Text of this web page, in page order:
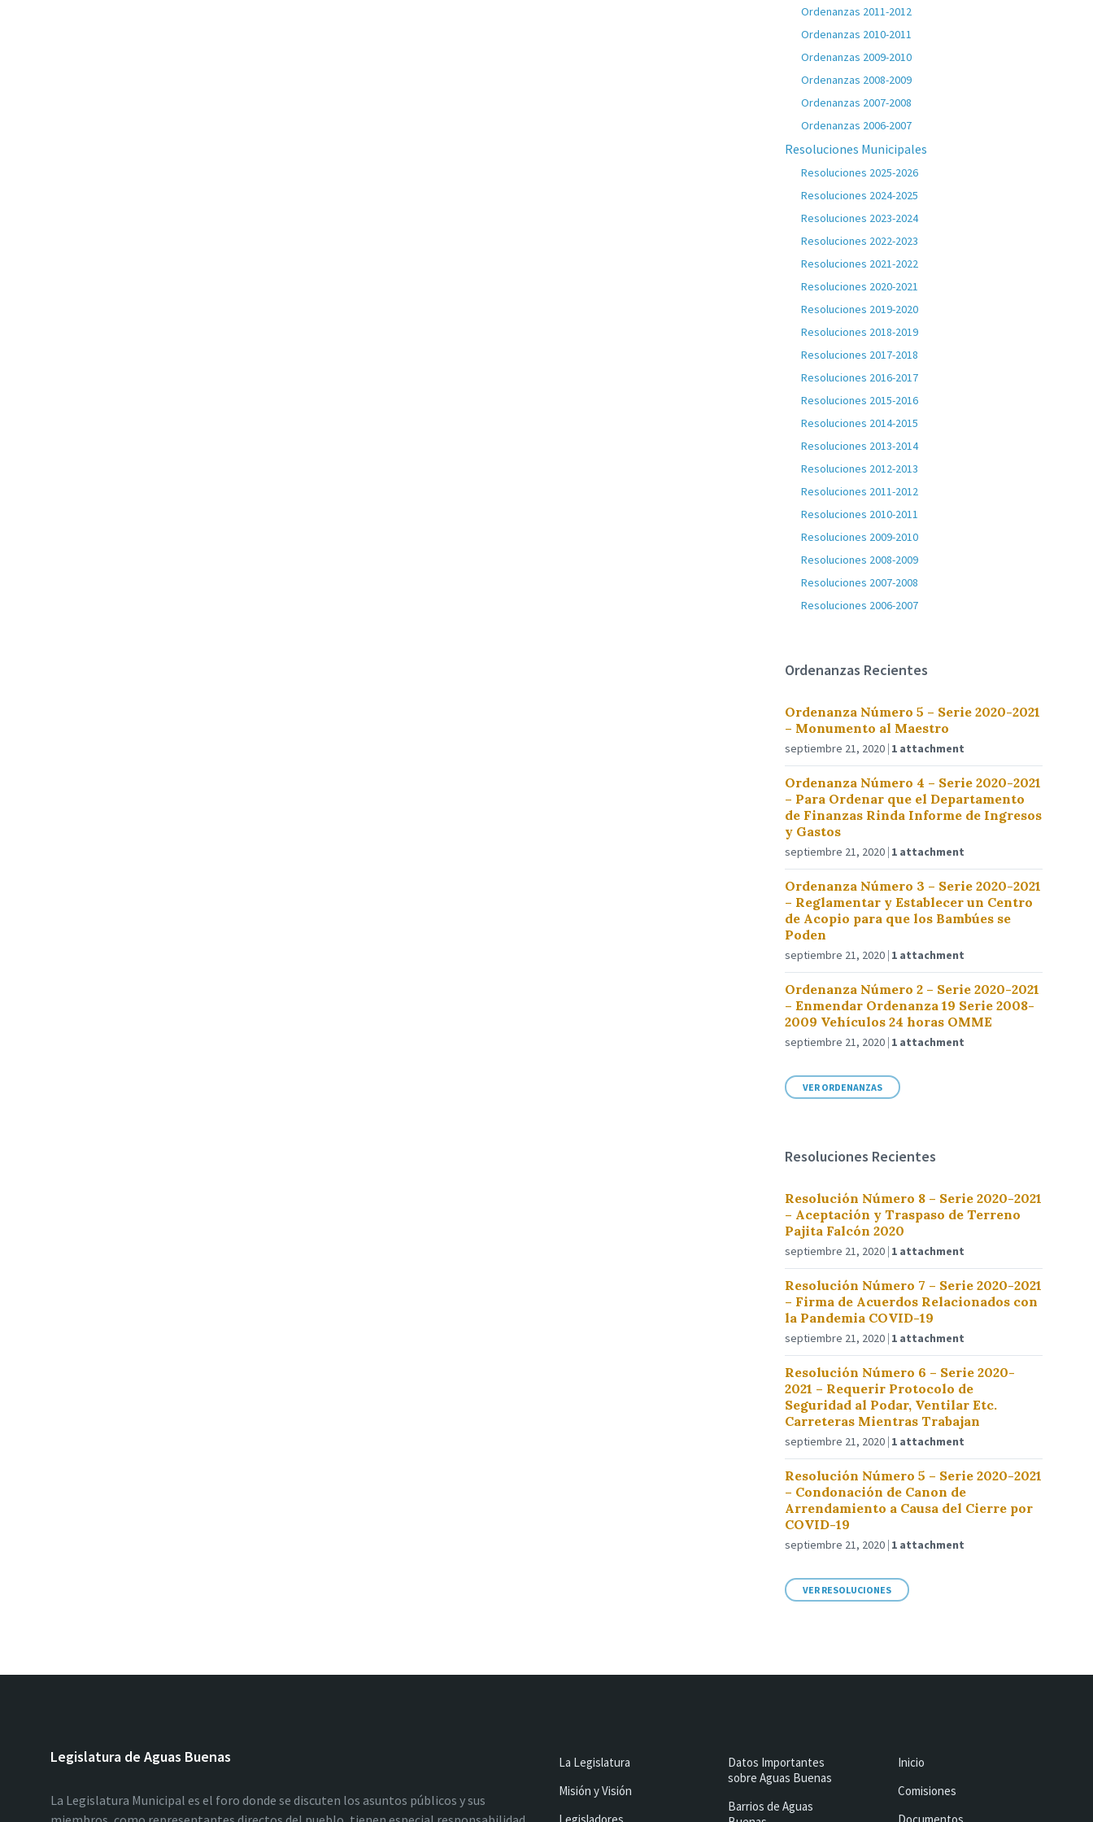
Ordenanzas 2011-2012
Ordenanzas 2010-2011
Ordenanzas 2009-2010
Ordenanzas 2008-2009
Ordenanzas 2007-2008
Ordenanzas 2006-2007
Resoluciones Municipales
Resoluciones 2025-2026
Resoluciones 2024-2025
Resoluciones 2023-2024
Resoluciones 2022-2023
Resoluciones 2021-2022
Resoluciones 2020-2021
Resoluciones 2019-2020
Resoluciones 2018-2019
Resoluciones 2017-2018
Resoluciones 2016-2017
Resoluciones 2015-2016
Resoluciones 2014-2015
Resoluciones 2013-2014
Resoluciones 2012-2013
Resoluciones 2011-2012
Resoluciones 2010-2011
Resoluciones 2009-2010
Resoluciones 2008-2009
Resoluciones 2007-2008
Resoluciones 2006-2007
Ordenanzas Recientes
Ordenanza Número 5 – Serie 2020-2021
– Monumento al Maestro
septiembre 21, 2020 1 attachment
Ordenanza Número 4 – Serie 2020-2021
– Para Ordenar que el Departamento
de Finanzas Rinda Informe de Ingresos
y Gastos
septiembre 21, 2020 1 attachment
Ordenanza Número 3 – Serie 2020-2021
– Reglamentar y Establecer un Centro
de Acopio para que los Bambúes se
Poden
septiembre 21, 2020 1 attachment
Ordenanza Número 2 – Serie 2020-2021
– Enmendar Ordenanza 19 Serie 2008-
2009 Vehículos 24 horas OMME
septiembre 21, 2020 1 attachment
VER ORDENANZAS
Resoluciones Recientes
Resolución Número 8 – Serie 2020-2021
– Aceptación y Traspaso de Terreno
Pajita Falcón 2020
septiembre 21, 2020 1 attachment
Resolución Número 7 – Serie 2020-2021
– Firma de Acuerdos Relacionados con
la Pandemia COVID-19
septiembre 21, 2020 1 attachment
Resolución Número 6 – Serie 2020-
2021 – Requerir Protocolo de
Seguridad al Podar, Ventilar Etc.
Carreteras Mientras Trabajan
septiembre 21, 2020 1 attachment
Resolución Número 5 – Serie 2020-2021
– Condonación de Canon de
Arrendamiento a Causa del Cierre por
COVID-19
septiembre 21, 2020 1 attachment
VER RESOLUCIONES
Legislatura de Aguas Buenas
La Legislatura Municipal es el foro donde se discuten los asuntos públicos y sus
La Legislatura
Misión y Visión
Datos Importantes
sobre Aguas Buenas
Barrios de Aguas
Inicio
Comisiones